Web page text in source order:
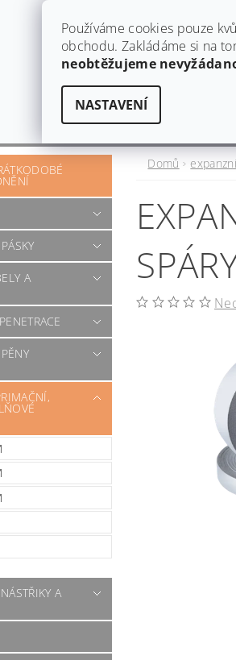
PODMÍNKY KONTAKTY
A
A
Domů
Používáme cookies pouze
obchodu. Zakládáme si na
neobtěžujeme
NASTAVENÍ